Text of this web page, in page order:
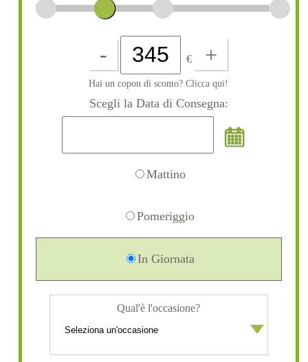
- € +
Hai un copon di sconto? Clicca qui!
Scegli la Data di Consegna:
Mattino
Pomeriggio
In Giornata
Qual'è l'occasione?